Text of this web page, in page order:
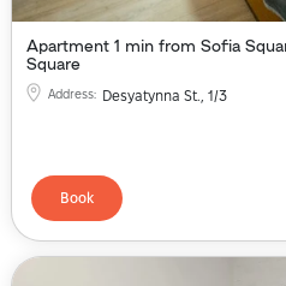
Apartment 1 min from Sofia
Square
Address: Desyatynna St., 1/3
Book